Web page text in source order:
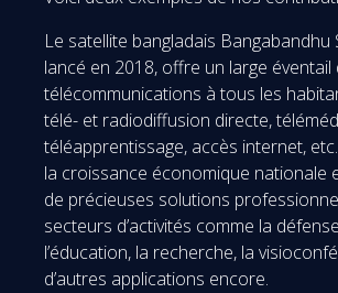
Le satellite bangladais Bangabandhu
lancé en 2018, offre un large éventail
télécommunications à tous les
télé- et radiodiffusion directe,
téléapprentissage, accès internet,
la croissance économique nationale
de précieuses solutions
secteurs d’activités comme la
l’éducation, la recherche, la
d’autres applications encore.